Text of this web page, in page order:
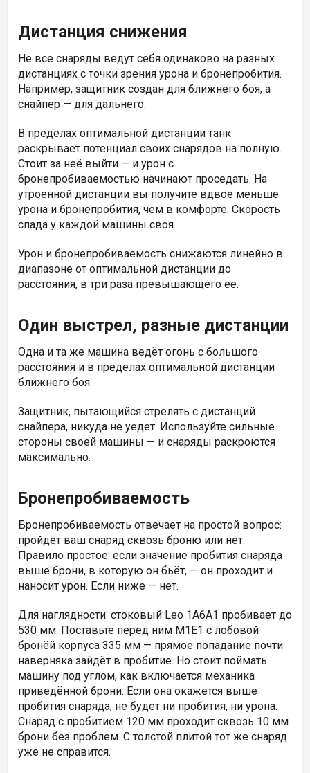
Дистанция снижения
Не все снаряды ведут себя одинаково на разных
дистанциях с точки зрения урона и бронепробития.
Например, защитник создан для ближнего боя, а
снайпер — для дальнего.
В пределах оптимальной дистанции танк
раскрывает потенциал своих снарядов на полную.
Стоит за неё выйти — и урон с
бронепробиваемостью начинают проседать. На
утроенной дистанции вы получите вдвое меньше
урона и бронепробития, чем в комфорте. Скорость
спада у каждой машины своя.
Урон и бронепробиваемость снижаются линейно в
диапазоне от оптимальной дистанции до
расстояния, в три раза превышающего её.
Один выстрел, разные дистанции
Одна и та же машина ведёт огонь с большого
расстояния и в пределах оптимальной дистанции
ближнего боя.
Защитник, пытающийся стрелять с дистанций
снайпера, никуда не уедет. Используйте сильные
стороны своей машины — и снаряды раскроются
максимально.
Бронепробиваемость
Бронепробиваемость отвечает на простой вопрос:
пройдёт ваш снаряд сквозь броню или нет.
Правило простое: если значение пробития снаряда
выше брони, в которую он бьёт, — он проходит и
наносит урон. Если ниже — нет.
Для наглядности: стоковый Leo 1A6A1 пробивает до
530 мм. Поставьте перед ним M1E1 с лобовой
бронёй корпуса 335 мм — прямое попадание почти
наверняка зайдёт в пробитие. Но стоит поймать
машину под углом, как включается механика
приведённой брони. Если она окажется выше
пробития снаряда, не будет ни пробития, ни урона.
Снаряд с пробитием 120 мм проходит сквозь 10 мм
брони без проблем. С толстой плитой тот же снаряд
уже не справится.